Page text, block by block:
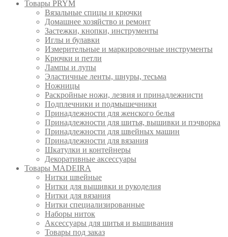
Товары PRYM
Вязальные спицы и крючки
Домашнее хозяйство и ремонт
Застежки, кнопки, инструменты
Иглы и булавки
Измерительные и маркировочные инструменты
Крючки и петли
Лампы и лупы
Эластичные ленты, шнуры, тесьма
Ножницы
Раскройные ножи, лезвия и принадлежнисти
Подплечники и подмышечники
Принадлежности для женского белья
Принадлежности для шитья, вышивки и пэчворка
Принадлежности для швейных машин
Принадлежности для вязания
Шкатулки и контейнеры
Декоративные аксессуары
Товары MADEIRA
Нитки швейные
Нитки для вышивки и рукоделия
Нитки для вязания
Нитки специализированные
Наборы ниток
Аксессуары для шитья и вышивания
Товары под заказ